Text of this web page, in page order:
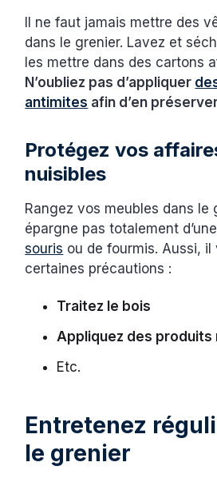
Il ne faut jamais mettre des
dans le grenier. Lavez et
les mettre dans des cartons
N’oubliez pas d’appliquer
antimites afin d’en
Protégez vos
nuisibles
Rangez vos meubles dans le
épargne pas totalement d’une
souris ou de fourmis. Aussi,
certaines précautions :
Traitez le bois
Appliquez des produits
Etc.
Entretenez
le grenier